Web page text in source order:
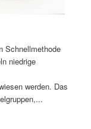
Schnellmethode
niedrige
werden. Das